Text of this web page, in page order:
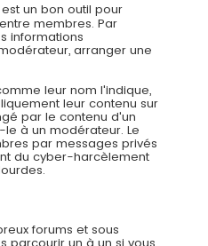
un bon outil pour
membres. Par
informations
arranger une
leur nom l'indique,
leur contenu sur
par le contenu d'un
à un modérateur. Le
par messages privés
du cyber-harcèlement
forums et sous